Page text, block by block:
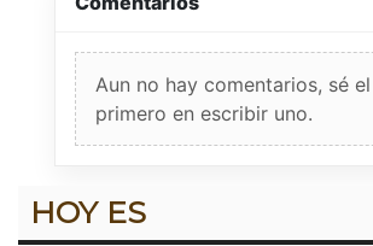
Aun no hay comentarios, sé el
primero en escribir uno.
HOY ES